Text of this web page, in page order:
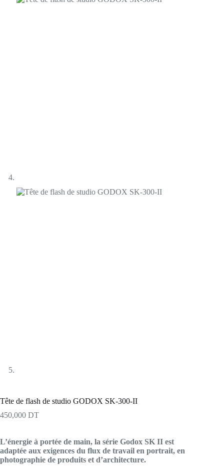
Tête de flash de studio GODOX SK-300-II
450,000 DT
L’énergie à portée de main, la série Godox SK II est
adaptée aux exigences du flux de travail en portrait, en
photographie de produits et d’architecture.